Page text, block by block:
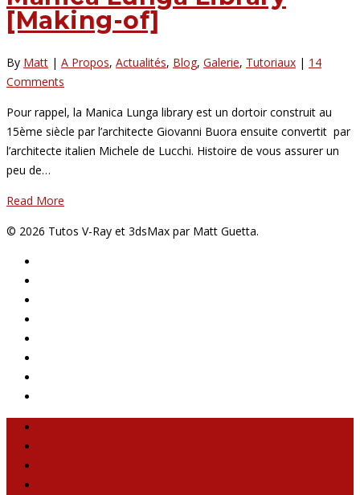
[Making-of]
By Matt | A Propos, Actualités, Blog, Galerie, Tutoriaux | 14
Comments
Pour rappel, la Manica Lunga library est un dortoir construit au
15ème siècle par l’architecte Giovanni Buora ensuite convertit par
l’architecte italien Michele de Lucchi. Histoire de vous assurer un
peu de…
Read More
© 2026 Tutos V-Ray et 3dsMax par Matt Guetta.